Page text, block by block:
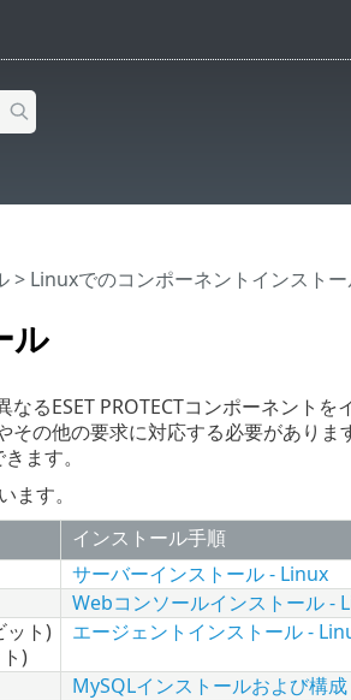
ル
> Linuxでのコンポーネントインスト
るESET PROTECTコンポーネントを
の他の要求に対応する必要がありま
ます。
ます。
インストール手順
サーバーインストール - Linux
Webコンソールインストール -
ット)
)
エージェントインストール -
MySQLインストールおよび構